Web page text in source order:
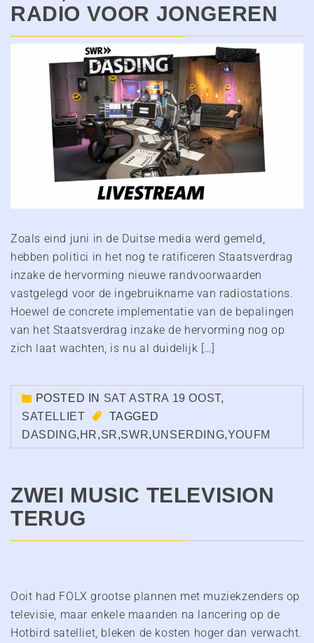
RADIO VOOR JONGEREN
Zoals eind juni in de Duitse media werd gemeld,
hebben politici in het nog te ratificeren Staatsverdrag
inzake de hervorming nieuwe randvoorwaarden
vastgelegd voor de ingebruikname van radiostations.
Hoewel de concrete implementatie van de bepalingen
van het Staatsverdrag inzake de hervorming nog op
zich laat wachten, is nu al duidelijk […]
POSTED IN SAT ASTRA 19 OOST,
SATELLIET
TAGGED
DASDING, HR,SR,SWR,UNSERDING,YOUFM
ZWEI MUSIC TELEVISION
TERUG
Ooit had FOLX grootse plannen met muziekzenders op
televisie, maar enkele maanden na lancering op de
Hotbird satelliet, bleken de kosten hoger dan verwacht.